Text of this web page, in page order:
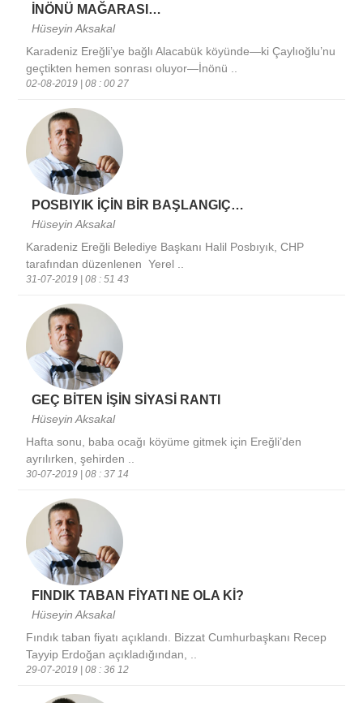
İNÖNÜ MAĞARASI…
Hüseyin Aksakal
Karadeniz Ereğli’ye bağlı Alacabük köyünde—ki Çaylıoğlu’nu
geçtikten hemen sonrası oluyor—İnönü ..
02-08-2019 | 08 : 00 27
POSBIYIK İÇİN BİR BAŞLANGIÇ…
Hüseyin Aksakal
Karadeniz Ereğli Belediye Başkanı Halil Posbıyık, CHP
tarafından düzenlenen Yerel ..
31-07-2019 | 08 : 51 43
GEÇ BİTEN İŞİN SİYASİ RANTI
Hüseyin Aksakal
Hafta sonu, baba ocağı köyüme gitmek için Ereğli’den
ayrılırken, şehirden ..
30-07-2019 | 08 : 37 14
FINDIK TABAN FİYATI NE OLA Kİ?
Hüseyin Aksakal
Fındık taban fiyatı açıklandı. Bizzat Cumhurbaşkanı Recep
Tayyip Erdoğan açıkladığından, ..
29-07-2019 | 08 : 36 12